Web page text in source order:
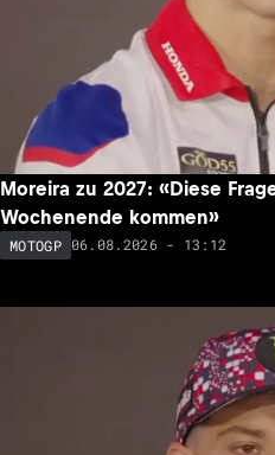
Moreira zu 2027: «Diese
Wochenende kommen»
MOTOGP 06.08.2026 - 13:12